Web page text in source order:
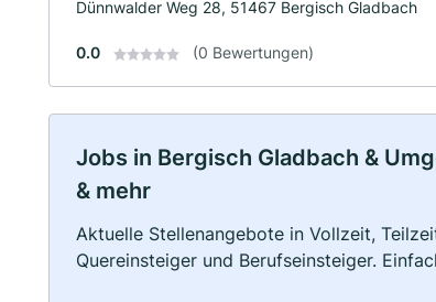
Dünnwalder Weg 28, 51467 Bergisch Gladbach
0.0 (0 Bewertungen)
Jobs in Bergisch Gladbach &
& mehr
Aktuelle Stellenangebote in Vollzeit,
Quereinsteiger und Berufseinsteiger.